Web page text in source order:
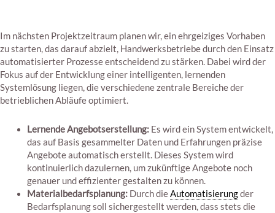
Im nächsten Projektzeitraum planen wir, ein ehrgeiziges Vorhaben
zu starten, das darauf abzielt, Handwerksbetriebe durch den Einsatz
automatisierter Prozesse entscheidend zu stärken. Dabei wird der
Fokus auf der Entwicklung einer intelligenten, lernenden
Systemlösung liegen, die verschiedene zentrale Bereiche der
betrieblichen Abläufe optimiert.
Lernende Angebotserstellung: Es wird ein System entwickelt,
das auf Basis gesammelter Daten und Erfahrungen präzise
Angebote automatisch erstellt. Dieses System wird
kontinuierlich dazulernen, um zukünftige Angebote noch
genauer und effizienter gestalten zu können.
Materialbedarfsplanung: Durch dieAutomatisierungder
Bedarfsplanung soll sichergestellt werden, dass stets die